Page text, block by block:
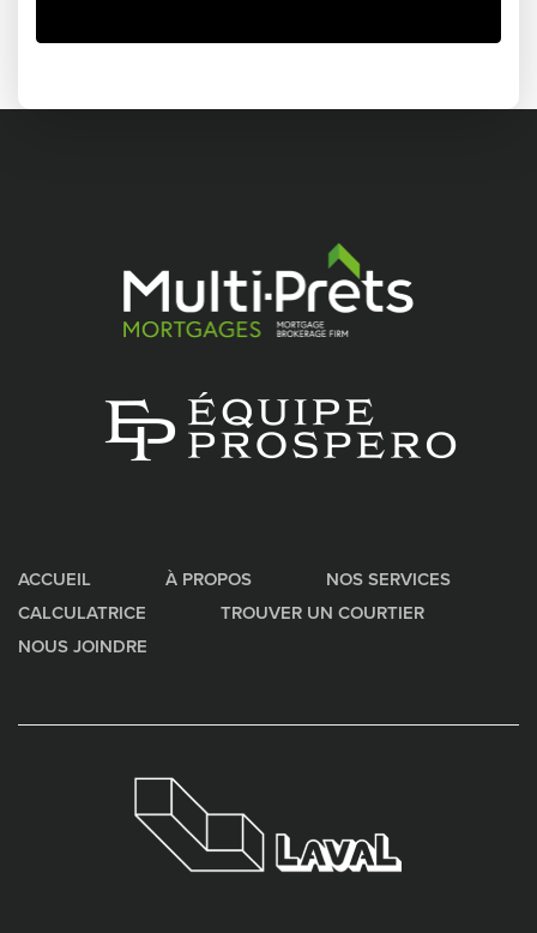
ACCUEIL À PROPOS
NOS SERVICES
CALCULATRICE
TROUVER UN COURTIER
NOUS JOINDRE